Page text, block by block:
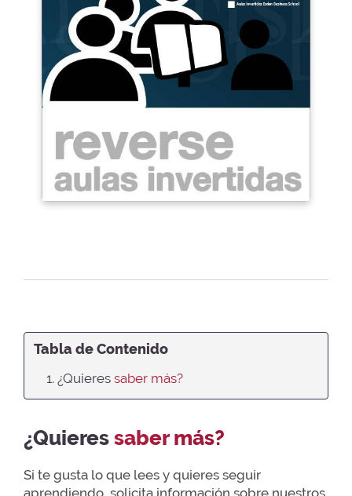
Tabla de Contenido
1. ¿Quieres saber más?
¿Quieressaber más?
Si te gusta lo que lees y quieres seguir